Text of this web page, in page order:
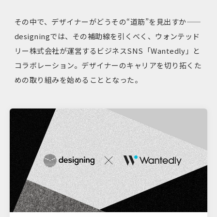
その中で、デザイナーがどうその“道筋”を見出すか——
designingでは、その補助線を引くべく、ウォンテッド
リー株式会社が運営するビジネスSNS「Wantedly」と
コラボレーション。デザイナーのキャリアを切り拓くた
めの取り組みを始めることとなった。